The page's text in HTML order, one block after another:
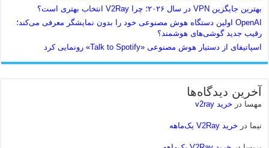
بهترین جایگزین VPN در سال ۲۰۲۶؛ چرا V2Ray انتخاب بهتری است؟
OpenAI اولین دستگاه هوش مصنوعی خود را بدون نمایشگر معرفی می‌کند؛
رقیب جدید گوشی‌های هوشمند؟
اسپاتیفای از دستیار هوش مصنوعی «Talk to Spotify» رونمایی کرد
آخرین دیدگاه‌ها
مهسا در خرید v2ray
نیما در خرید V2Ray یک‌ماهه